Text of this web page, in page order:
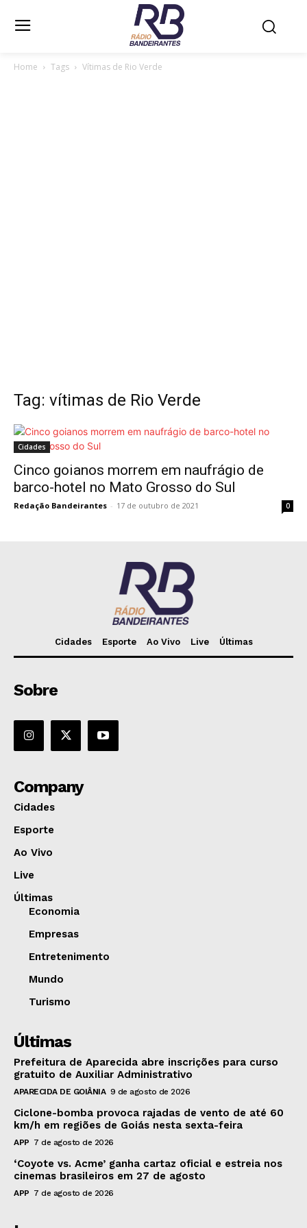
Home Tags Vítimas de Rio Verde
Tag: vítimas de Rio Verde
Cidades
Cinco goianos morrem em naufrágio de
barco-hotel no Mato Grosso do Sul
Redação Bandeirantes - 17 de outubro de 2021 0
Cidades Esporte Ao Vivo Live Últimas
Sobre
Company
Cidades
Esporte
Ao Vivo
Live
Últimas
Economia
Empresas
Entretenimento
Mundo
Turismo
Últimas
Prefeitura de Aparecida abre inscrições para curso
gratuito de Auxiliar Administrativo
APARECIDA DE GOIÂNIA 9 de agosto de 2026
Ciclone-bomba provoca rajadas de vento de até 60
km/h em regiões de Goiás nesta sexta-feira
APP 7 de agosto de 2026
‘Coyote vs. Acme’ ganha cartaz oficial e estreia nos
cinemas brasileiros em 27 de agosto
APP 7 de agosto de 2026